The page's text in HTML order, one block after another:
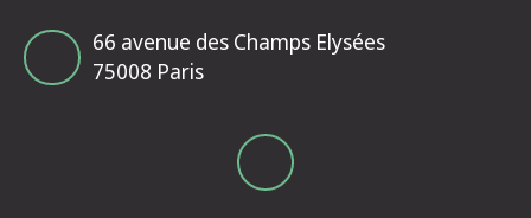
66 avenue des Champs Elysées
75008 Paris